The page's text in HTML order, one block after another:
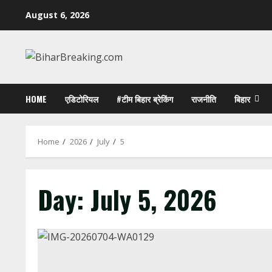
August 6, 2026
HOME एडिटोरियल #टीम बिहार ब्रेकिंग राजनीति बिहार
Home 2026 July 5
Day: July 5, 2026